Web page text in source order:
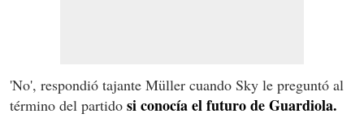
'No', respondió tajante Müller cuando Sky le preguntó al
término del partido si conocía el futuro de Guardiola.